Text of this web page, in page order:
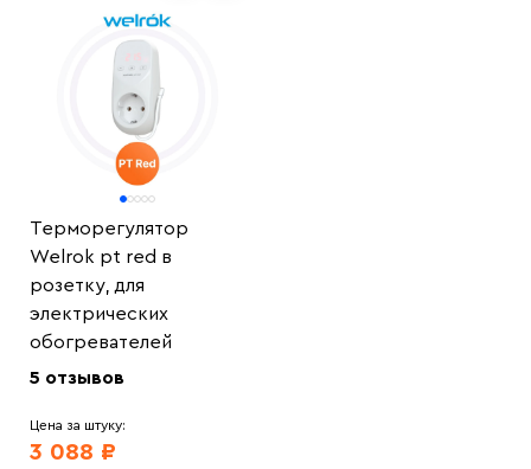
Терморегулятор
Welrok pt red в
розетку, для
электрических
обогревателей
5 отзывов
Цена за штуку:
3 088 ₽